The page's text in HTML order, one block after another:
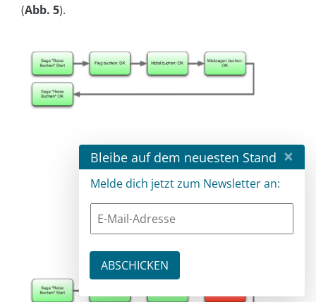
(Abb. 5).
Abb. 4: Erfolgreiche Saga
Bleibe auf dem neuesten Stand ×
Melde dich jetzt zum Newsletter an: